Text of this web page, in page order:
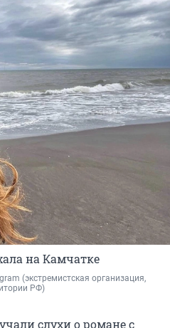
на Камчатке
(экстремистская организация,
РФ)
слухи о романе с